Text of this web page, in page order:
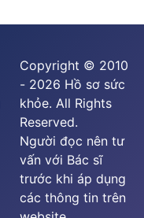
Copyright © 2010
- 2026 Hồ sơ sức
khỏe. All Rights
Reserved.
Người đọc nên tư
vấn với Bác sĩ
trước khi áp dụng
các thông tin trên